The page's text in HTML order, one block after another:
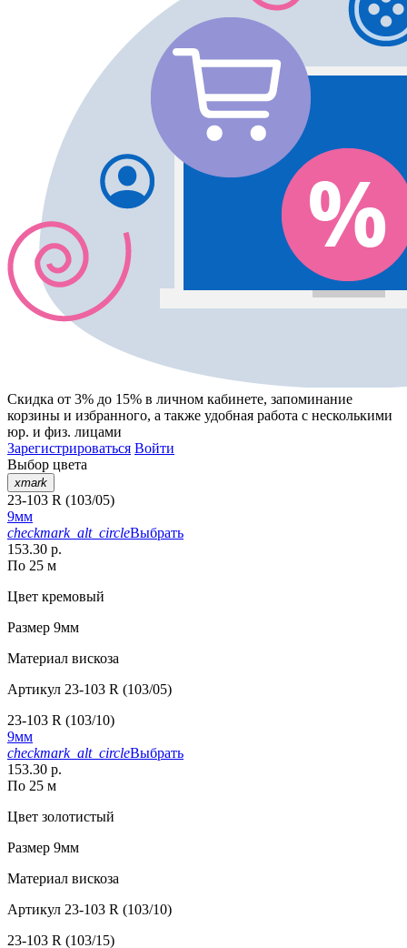
Скидка от 3% до 15% в личном кабинете, запоминание
корзины и избранного, а также удобная работа с несколькими
юр. и физ. лицами
Зарегистрироваться Войти
Выбор цвета
xmark
23-103 R (103/05)
9мм
checkmark_alt_circleВыбрать
153.30 р.
По 25 м
Цвет кремовый
Размер 9мм
Материал вискоза
Артикул 23-103 R (103/05)
23-103 R (103/10)
9мм
checkmark_alt_circleВыбрать
153.30 р.
По 25 м
Цвет золотистый
Размер 9мм
Материал вискоза
Артикул 23-103 R (103/10)
23-103 R (103/15)